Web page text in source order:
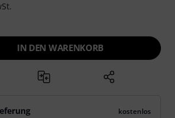
IN DEN WARENKORB
kostenlos